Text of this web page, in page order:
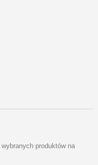
wybranych produktów na